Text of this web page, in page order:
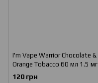
I'm Vape Warrior Chocolate &
Orange Tobacco 60 мл 1.5 мг
120 грн